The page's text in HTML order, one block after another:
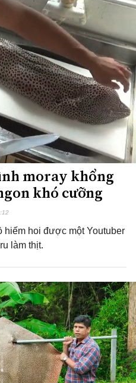
moray khổng
khó cưỡng
hiếm hoi được một Youtuber
làm thịt.